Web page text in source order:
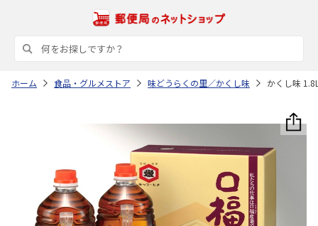
ホーム 食品・グルメストア 味どうらくの里／かくし味 かくし味